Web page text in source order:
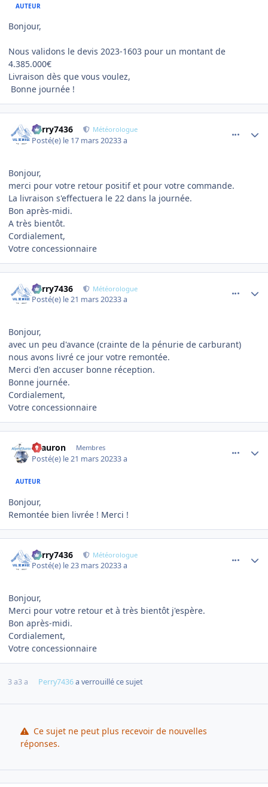
AUTEUR
Bonjour,
Nous validons le devis 2023-1603 pour un montant de
4.385.000€
Livraison dès que vous voulez,
Bonne journée !
Perry7436 Météorologue
Posté(e) le 17 mars 20233 a
Bonjour,
merci pour votre retour positif et pour votre commande.
La livraison s'effectuera le 22 dans la journée.
Bon après-midi.
A très bientôt.
Cordialement,
Votre concessionnaire
Perry7436 Météorologue
Posté(e) le 21 mars 20233 a
Bonjour,
avec un peu d'avance (crainte de la pénurie de carburant)
nous avons livré ce jour votre remontée.
Merci d'en accuser bonne réception.
Bonne journée.
Cordialement,
Votre concessionnaire
cdauron Membres
Posté(e) le 21 mars 20233 a
AUTEUR
Bonjour,
Remontée bien livrée ! Merci !
Perry7436 Météorologue
Posté(e) le 23 mars 20233 a
Bonjour,
Merci pour votre retour et à très bientôt j'espère.
Bon après-midi.
Cordialement,
Votre concessionnaire
3 a3 a Perry7436a verrouillé ce sujet
Ce sujet ne peut plus recevoir de nouvelles
réponses.